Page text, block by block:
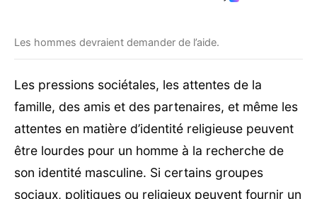
Les hommes devraient demander de l’aide.
Les pressions sociétales, les attentes de la
famille, des amis et des partenaires, et même les
attentes en matière d’identité religieuse peuvent
être lourdes pour un homme à la recherche de
son identité masculine. Si certains groupes
sociaux, politiques ou religieux peuvent fournir un